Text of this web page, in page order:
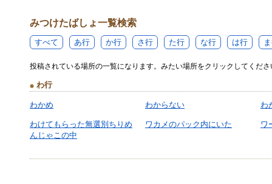
みつけたばしょ一覧検索
すべて あ行 か行 さ行 た行 な行 は行
投稿されている場所の一覧になります。みたい場所をクリックしてくださ
わ行
わかめ わからない わ
わけてもらった無選別ちりめ
んじゃこの中
ワカメのパック内にいた ワ